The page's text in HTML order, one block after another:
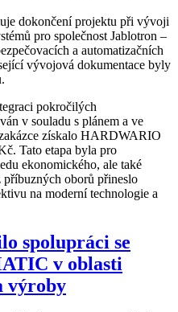
dokončení projektu při vývoji
pro společnost Jablotron –
a automatizačních
vývojová dokumentace byly
pokročilých
v souladu s plánem a ve
získalo HARDWARIO
Tato etapa byla pro
ekonomického, ale také
oborů přineslo
na moderní technologie a
spolupráci se
v oblasti
výroby